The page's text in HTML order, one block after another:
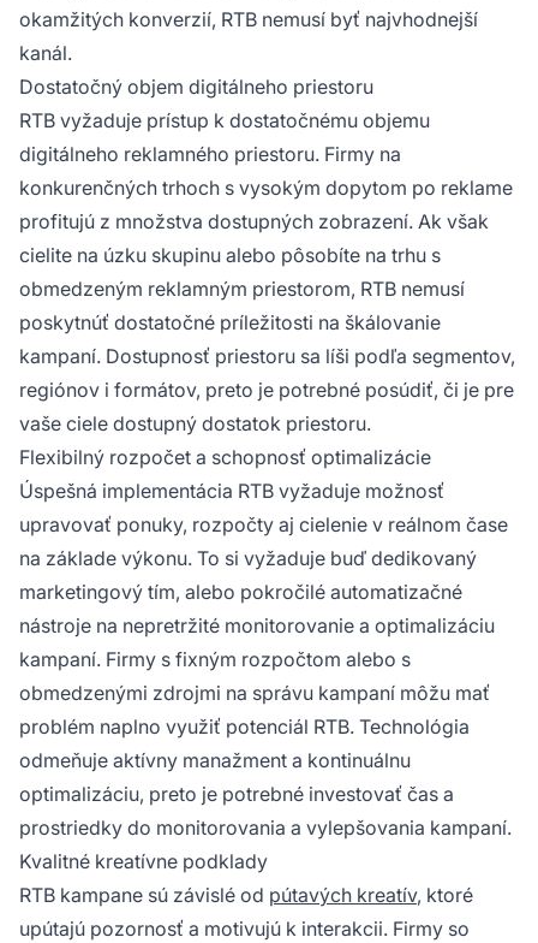
okamžitých konverzií, RTB nemusí byť najvhodnejší
kanál.
Dostatočný objem digitálneho priestoru
RTB vyžaduje prístup k dostatočnému objemu
digitálneho reklamného priestoru. Firmy na
konkurenčných trhoch s vysokým dopytom po reklame
profitujú z množstva dostupných zobrazení. Ak však
cielite na úzku skupinu alebo pôsobíte na trhu s
obmedzeným reklamným priestorom, RTB nemusí
poskytnúť dostatočné príležitosti na škálovanie
kampaní. Dostupnosť priestoru sa líši podľa segmentov,
regiónov i formátov, preto je potrebné posúdiť, či je pre
vaše ciele dostupný dostatok priestoru.
Flexibilný rozpočet a schopnosť optimalizácie
Úspešná implementácia RTB vyžaduje možnosť
upravovať ponuky, rozpočty aj cielenie v reálnom čase
na základe výkonu. To si vyžaduje buď dedikovaný
marketingový tím, alebo pokročilé automatizačné
nástroje na nepretržité monitorovanie a optimalizáciu
kampaní. Firmy s fixným rozpočtom alebo s
obmedzenými zdrojmi na správu kampaní môžu mať
problém naplno využiť potenciál RTB. Technológia
odmeňuje aktívny manažment a kontinuálnu
optimalizáciu, preto je potrebné investovať čas a
prostriedky do monitorovania a vylepšovania kampaní.
Kvalitné kreatívne podklady
RTB kampane sú závislé od pútavých kreatív, ktoré
upútajú pozornosť a motivujú k interakcii. Firmy so